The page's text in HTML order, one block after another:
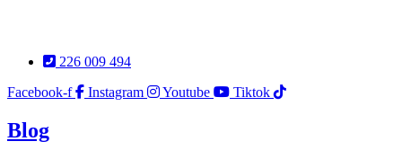
conteúdo 226 009 494
Facebook-f
Instagram Youtube Tiktok
Blog